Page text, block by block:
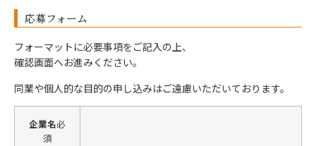
応募フォーム
フォーマットに必要事項をご記入の上、
確認画面へお進みください。
同業や個人的な目的の申し込みはご遠慮いただいております。
企業名必
須